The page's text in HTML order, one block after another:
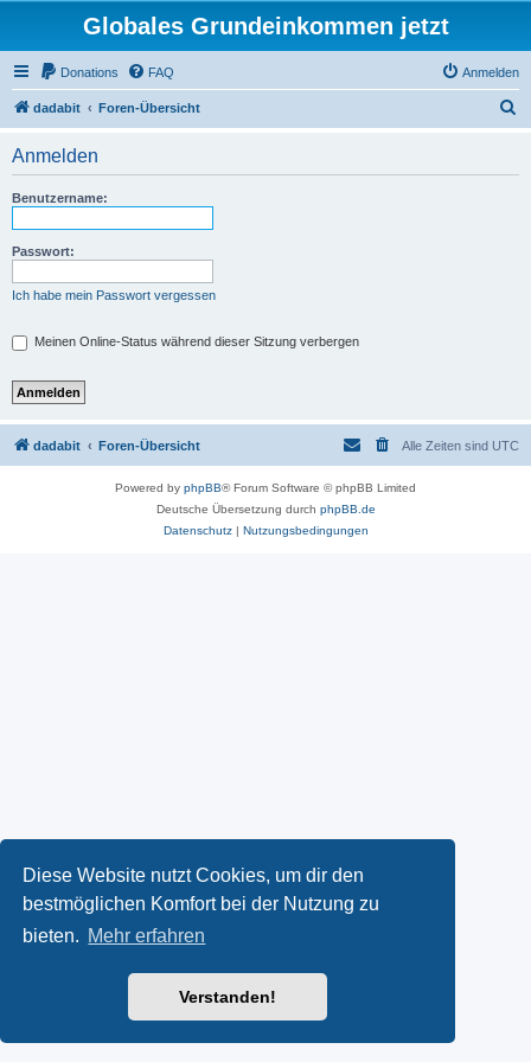
Diese Website nutzt Cookies, um dir den
bestmöglichen Komfort bei der Nutzung zu
bieten. Mehr erfahren
Verstanden!
Globales Grundeinkommen jetzt
Donations FAQ Anmelden
dadabit Foren-Übersicht
Anmelden
Benutzername:
Passwort:
Ich habe mein Passwort vergessen
Meinen Online-Status während dieser Sitzung verbergen
dadabit Foren-Übersicht Alle Zeiten sind UTC
Powered by phpBB® Forum Software © phpBB Limited
Deutsche Übersetzung durch phpBB.de
Datenschutz| Nutzungsbedingungen